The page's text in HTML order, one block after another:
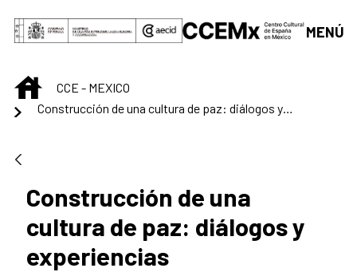
Saltar al contenido principal
MENÚ
INICIOCCE - MEXICO
Construcción de una cultura de paz: diálogos y experiencias
Construcción de una
cultura de paz: diálogos y
experiencias